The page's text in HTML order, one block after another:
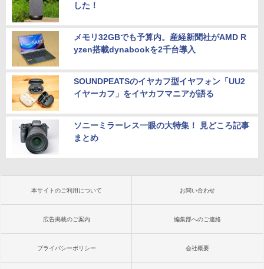
した！
メモリ32GBでも予算内。産経新聞社がAMD R
yzen搭載dynabookを2千台導入
SOUNDPEATSのイヤカフ型イヤフォン「UU2
イヤーカフ」をイヤカフマニアが語る
ソニーミラーレス一眼の大特集！ 見どころ記事
まとめ
本サイトのご利用について お問い合わせ
広告掲載のご案内 編集部へのご連絡
プライバシーポリシー 会社概要